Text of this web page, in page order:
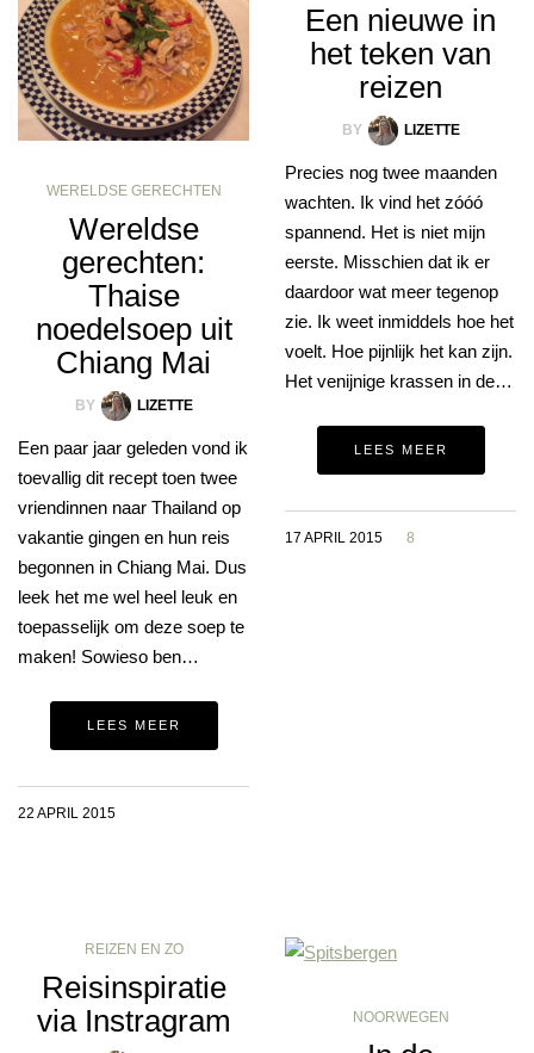
WERELDSE GERECHTEN
Wereldse
gerechten:
Thaise
noedelsoep uit
Chiang Mai
BY LIZETTE
Een paar jaar geleden vond ik
toevallig dit recept toen twee
vriendinnen naar Thailand op
vakantie gingen en hun reis
begonnen in Chiang Mai. Dus
leek het me wel heel leuk en
toepasselijk om deze soep te
maken! Sowieso ben…
LEES MEER
22 APRIL 2015
Een nieuwe in
het teken van
reizen
BY LIZETTE
Precies nog twee maanden
wachten. Ik vind het zóóó
spannend. Het is niet mijn
eerste. Misschien dat ik er
daardoor wat meer tegenop
zie. Ik weet inmiddels hoe het
voelt. Hoe pijnlijk het kan zijn.
Het venijnige krassen in de…
LEES MEER
17 APRIL 2015 8
REIZEN EN ZO
Reisinspiratie
via Instragram
NOORWEGEN